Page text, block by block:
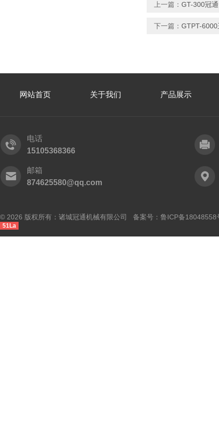
上一篇： GT-300冠
下一篇： GTPT-
网站首页 关于我们 产品展示
电话
15105368366
邮箱
874625580@qq.com
© 2026 版权所有：诸城冠通机械有限公司 备案号： 鲁ICP备18048558
51La